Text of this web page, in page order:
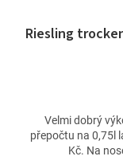
Riesling
Velmi dobrý
přepočtu na 0,75l
Kč. Na